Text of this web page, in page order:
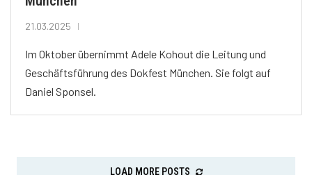
21.03.2025
Im Oktober übernimmt Adele Kohout die Leitung und
Geschäftsführung des Dokfest München. Sie folgt auf
Daniel Sponsel.
LOAD MORE POSTS